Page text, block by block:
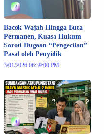
2
Bacok Wajah Hingga Buta
Permanen, Kuasa Hukum
Soroti Dugaan “Pengecilan”
Pasal oleh Penyidik
3/01/2026 06:39:00 PM
4